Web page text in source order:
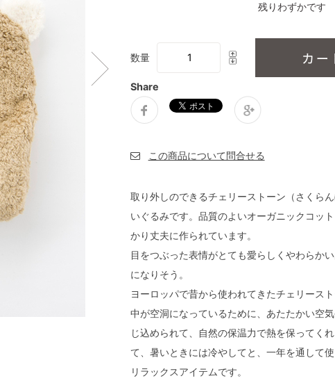
残りわずかです
数量
Share
取り外しのできるチェリーストーン（さくら
いぐるみです。品質のよいオーガニックコッ
かり丈夫に作られています。
目をつぶった表情がとても愛らしくやわらか
になりそう。
ヨーロッパで昔から使われてきたチェリース
中が空洞になっているために、あたたかい空
じ込められて、自然の保温力で熱を保ってく
て、暑いときには冷やしてと、一年を通して
リラックスアイテムです。